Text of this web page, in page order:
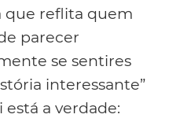
que reflita quem
parecer
se sentires
interessante”
está a verdade: